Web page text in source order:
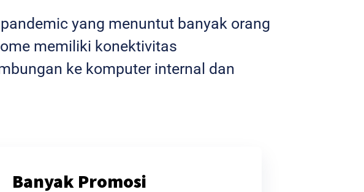
yang menuntut banyak orang
memiliki konektivitas
ke komputer internal dan
Banyak Promosi